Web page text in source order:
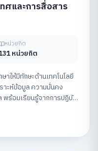
ศและการสื่อสาร
หน่วยกิต
หน่วยกิต
ห้มีทักษะด้านเทคโนโลยี
ะห์ข้อมูล ความมั่นคง
ร้อมเรียนรู้จากการปฏิบัติ